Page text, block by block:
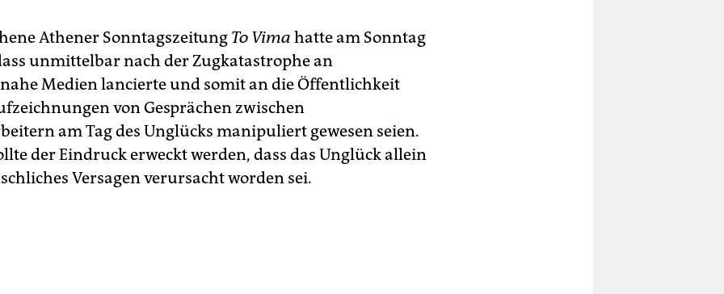
Athener Sonntagszeitung To Vima hatte am Sonntag
unmittelbar nach der Zugkatastrophe an
Medien lancierte und somit an die Öffentlichkeit
von Gesprächen zwischen
am Tag des Unglücks manipuliert gewesen seien.
der Eindruck erweckt werden, dass das Unglück allein
Versagen verursacht worden sei.